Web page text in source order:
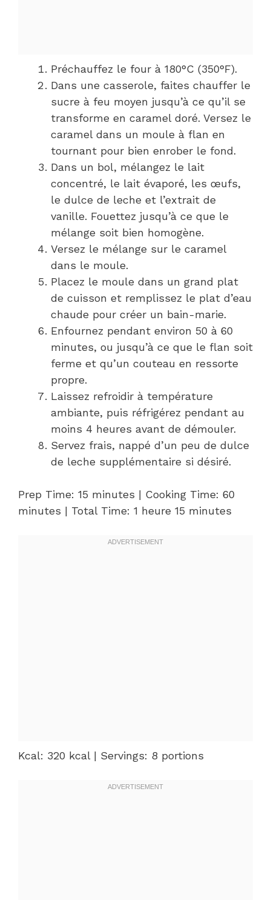
Préchauffez le four à 180°C (350°F).
Dans une casserole, faites chauffer le
sucre à feu moyen jusqu’à ce qu’il se
transforme en caramel doré. Versez le
caramel dans un moule à flan en
tournant pour bien enrober le fond.
Dans un bol, mélangez le lait
concentré, le lait évaporé, les œufs,
le dulce de leche et l’extrait de
vanille. Fouettez jusqu’à ce que le
mélange soit bien homogène.
Versez le mélange sur le caramel
dans le moule.
Placez le moule dans un grand plat
de cuisson et remplissez le plat d’eau
chaude pour créer un bain-marie.
Enfournez pendant environ 50 à 60
minutes, ou jusqu’à ce que le flan soit
ferme et qu’un couteau en ressorte
propre.
Laissez refroidir à température
ambiante, puis réfrigérez pendant au
moins 4 heures avant de démouler.
Servez frais, nappé d’un peu de dulce
de leche supplémentaire si désiré.
Prep Time: 15 minutes | Cooking Time: 60
minutes | Total Time: 1 heure 15 minutes
Kcal: 320 kcal | Servings: 8 portions